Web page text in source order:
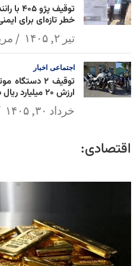
خطر تازه‌ای برای
تیر ۲, ۱۴۰۵
اجتماعی اخبار
توقیف ۲
ارزش ۲۰ میلیارد ریال در کشف جدید پلیس
خرداد ۳۰, ۱۴۰۵
اقتصادی: